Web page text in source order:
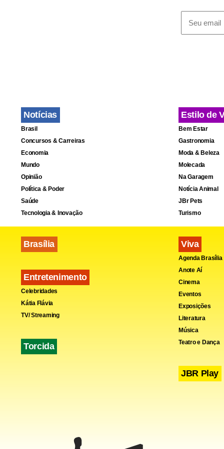
Notícias
Brasil
Concursos & Carreiras
Economia
Mundo
Opinião
Política & Poder
Saúde
Tecnologia & Inovação
Brasília
Entretenimento
Celebridades
Kátia Flávia
TV/ Streaming
Torcida
Estilo de
Bem Estar
Gastronomia
Moda & Beleza
Molecada
Na Garagem
Notícia Animal
JBr Pets
Turismo
Viva
Agenda Brasília
Anote Aí
Cinema
Eventos
Exposições
Literatura
Música
Teatro e Dança
JBR Play